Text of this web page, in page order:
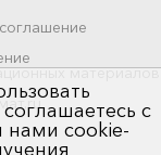
материалов
с
нами cookie-